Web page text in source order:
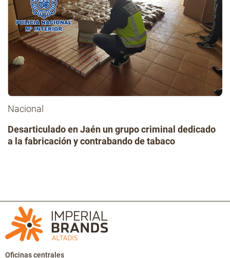
Nacional
Desarticulado en Jaén un grupo criminal dedicado
a la fabricación y contrabando de tabaco
Oficinas centrales